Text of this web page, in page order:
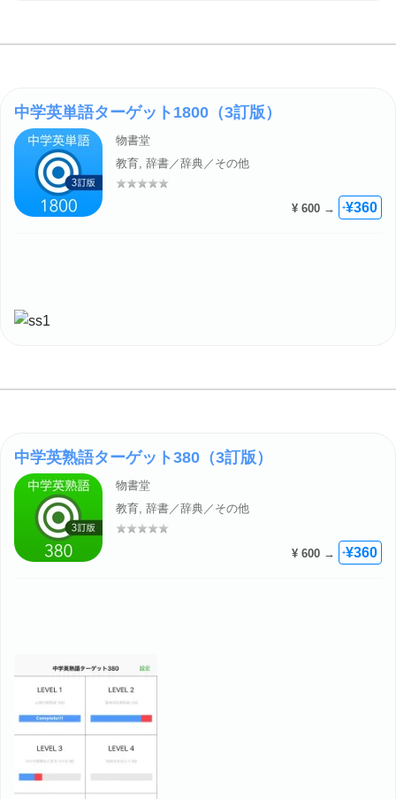
中学英単語ターゲット1800（3訂版）
物書堂
教育, 辞書／辞典／その他
¥ 600 → +¥360
中学英熟語ターゲット380（3訂版）
物書堂
教育, 辞書／辞典／その他
¥ 600 → +¥360